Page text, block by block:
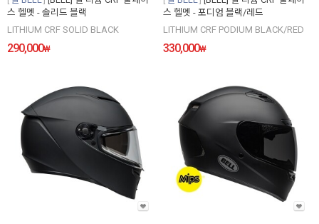
스 헬멧 - 솔리드 블랙
LITHIUM CRF SOLID BLACK
290,000₩
스 헬멧 - 포디엄 블랙/레드
LITHIUM CRF PODIUM BLACK/RED
330,000₩